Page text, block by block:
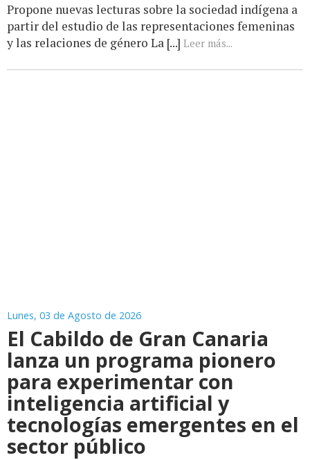
Propone nuevas lecturas sobre la sociedad indígena a
partir del estudio de las representaciones femeninas
y las relaciones de género La [...] Leer más...
Lunes, 03 de Agosto de 2026
El Cabildo de Gran Canaria
lanza un programa pionero
para experimentar con
inteligencia artificial y
tecnologías emergentes en el
sector público